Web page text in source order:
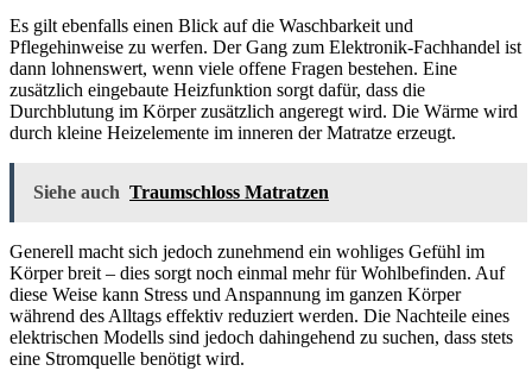
Es gilt ebenfalls einen Blick auf die Waschbarkeit und
Pflegehinweise zu werfen. Der Gang zum Elektronik-Fachhandel ist
dann lohnenswert, wenn viele offene Fragen bestehen. Eine
zusätzlich eingebaute Heizfunktion sorgt dafür, dass die
Durchblutung im Körper zusätzlich angeregt wird. Die Wärme wird
durch kleine Heizelemente im inneren der Matratze erzeugt.
Siehe auch Traumschloss Matratzen
Generell macht sich jedoch zunehmend ein wohliges Gefühl im
Körper breit – dies sorgt noch einmal mehr für Wohlbefinden. Auf
diese Weise kann Stress und Anspannung im ganzen Körper
während des Alltags effektiv reduziert werden. Die Nachteile eines
elektrischen Modells sind jedoch dahingehend zu suchen, dass stets
eine Stromquelle benötigt wird.